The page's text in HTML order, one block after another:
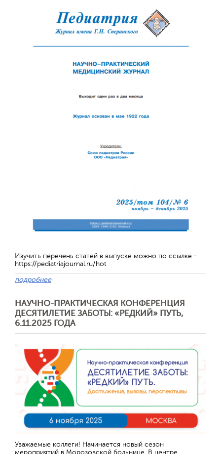
Изучить перечень статей в выпуске можно по ссылке -
https://pediatriajournal.ru/hot
подробнее
НАУЧНО-ПРАКТИЧЕСКАЯ КОНФЕРЕНЦИЯ
ДЕСЯТИЛЕТИЕ ЗАБОТЫ: «РЕДКИЙ» ПУТЬ,
6.11.2025 ГОДА
Уважаемые коллеги! Начинается новый сезон
мероприятий в Морозовской больнице. В центре